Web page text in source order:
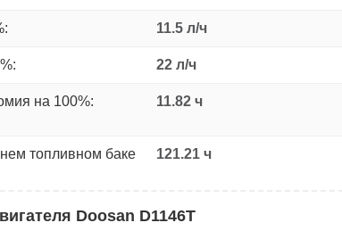
11.5 л/ч
22 л/ч
на 100%: 11.82 ч
топливном баке
121.21 ч
Doosan D1146T